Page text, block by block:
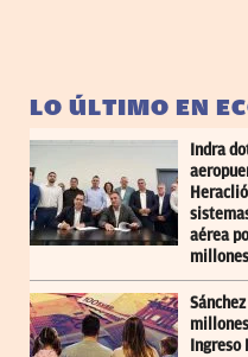
LO ÚLTIMO EN
Indra
aérea
millones